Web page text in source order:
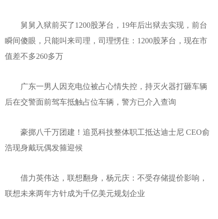
舅舅入狱前买了1200股茅台，19年后出狱去实现，前台
瞬间傻眼，只能叫来司理，司理愣住：1200股茅台，现在市
值差不多260多万
广东一男人因充电位被占心情失控，持灭火器打砸车辆
后在交警面前驾车抵触占位车辆，警方已介入查询
豪掷八千万团建！追觅科技整体职工抵达迪士尼 CEO俞
浩现身戴玩偶发箍迎候
借力英伟达，联想翻身，杨元庆：不受存储提价影响，
联想未来两年方针成为千亿美元规划企业